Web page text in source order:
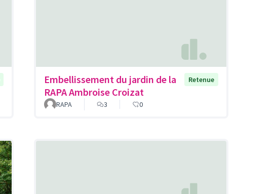
Embellissement du jardin de la
RAPA Ambroise Croizat
Retenue
RAPA 3 0